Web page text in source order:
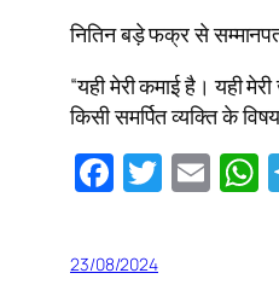
नितिन बड़े फक्र से
“यही मेरी कमाई है। यही
किसी समर्पित व्यक्ति के
23/08/2024